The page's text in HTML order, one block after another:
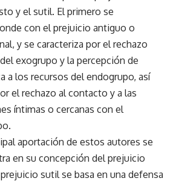
y el sutil. El primero se
con el prejuicio antiguo o
y se caracteriza por el rechazo
exogrupo y la percepción de
a los recursos del endogrupo, así
el rechazo al contacto y a las
íntimas o cercanas con el
aportación de estos autores se
en su concepción del prejuicio
sutil se basa en una defensa